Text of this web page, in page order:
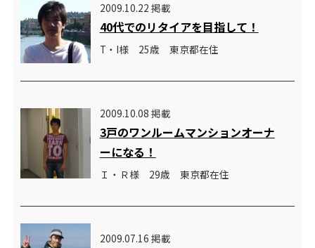
2009.10.22 掲載
40代でのリタイアを目指して！
T・I様 25歳 東京都在住
2009.10.08 掲載
3戸のワンルームマンションオーナ
ーになる！
Ｉ・Ｒ様 29歳 東京都在住
2009.07.16 掲載